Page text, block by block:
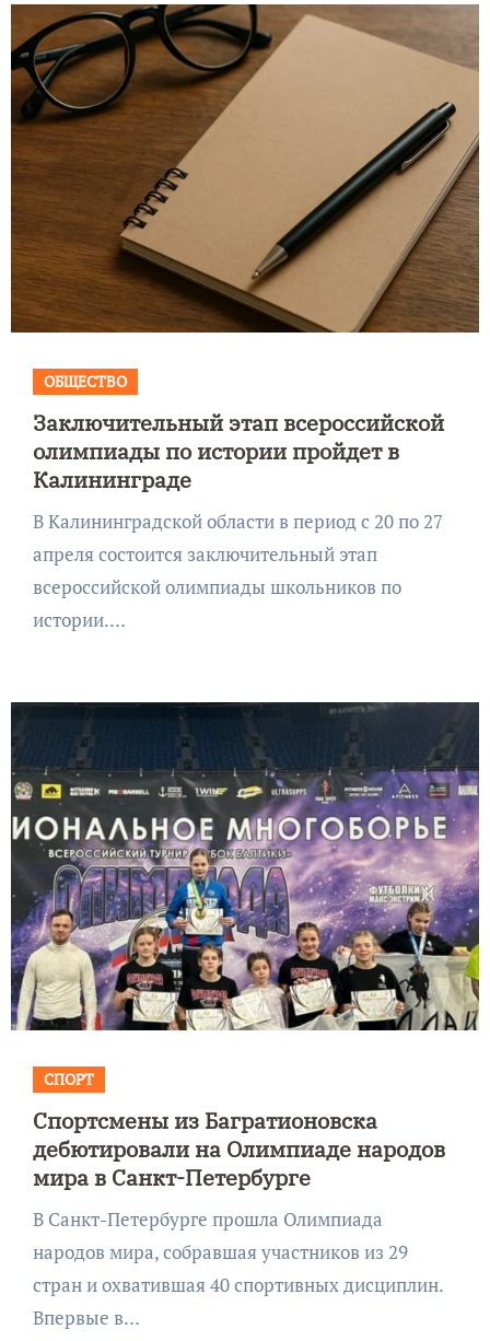
ОБЩЕСТВО
Заключительный этап всероссийской
олимпиады по истории пройдет в
Калининграде
В Калининградской области в период с 20 по 27
апреля состоится заключительный этап
всероссийской олимпиады школьников по
истории.…
СПОРТ
Спортсмены из Багратионовска
дебютировали на Олимпиаде народов
мира в Санкт-Петербурге
В Санкт-Петербурге прошла Олимпиада
народов мира, собравшая участников из 29
стран и охватившая 40 спортивных дисциплин.
Впервые в…